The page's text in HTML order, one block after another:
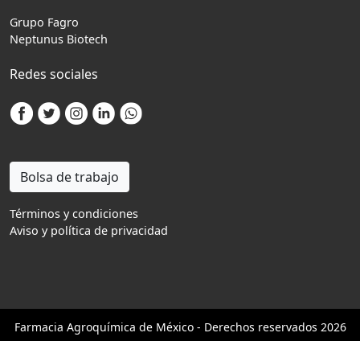
Grupo Fagro
Neptunus Biotech
Redes sociales
Bolsa de trabajo
Términos y condiciones
Aviso y política de privacidad
Farmacia Agroquímica de México - Derechos reservados 2026